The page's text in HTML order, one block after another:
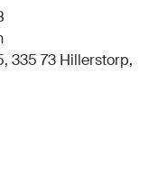
335 73 Hillerstorp,